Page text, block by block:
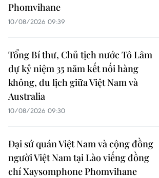
Phomvihane
10/08/2026 09:39
Tổng Bí thư, Chủ tịch nước Tô Lâm
dự kỷ niệm 35 năm kết nối hàng
không, du lịch giữa Việt Nam và
Australia
10/08/2026 09:30
Đại sứ quán Việt Nam và cộng đồng
người Việt Nam tại Lào viếng đồng
chí Xaysomphone Phomvihane